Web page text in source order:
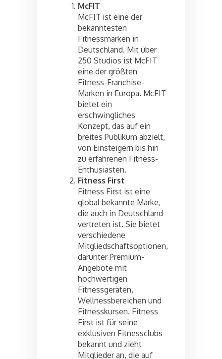
McFIT
McFIT ist eine der
bekanntesten
Fitnessmarken in
Deutschland. Mit über
250 Studios ist McFIT
eine der größten
Fitness-Franchise-
Marken in Europa. McFIT
bietet ein
erschwingliches
Konzept, das auf ein
breites Publikum abzielt,
von Einsteigern bis hin
zu erfahrenen Fitness-
Enthusiasten.
Fitness First
Fitness First ist eine
global bekannte Marke,
die auch in Deutschland
vertreten ist. Sie bietet
verschiedene
Mitgliedschaftsoptionen,
darunter Premium-
Angebote mit
hochwertigen
Fitnessgeräten,
Wellnessbereichen und
Fitnesskursen. Fitness
First ist für seine
exklusiven Fitnessclubs
bekannt und zieht
Mitglieder an, die auf